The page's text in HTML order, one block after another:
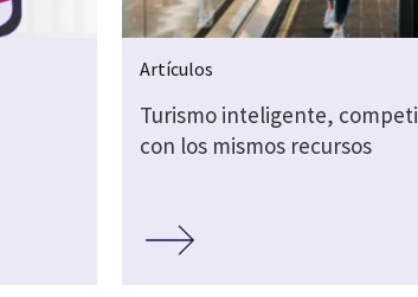
Artículos
Turismo inteligente,
con los mismos recursos